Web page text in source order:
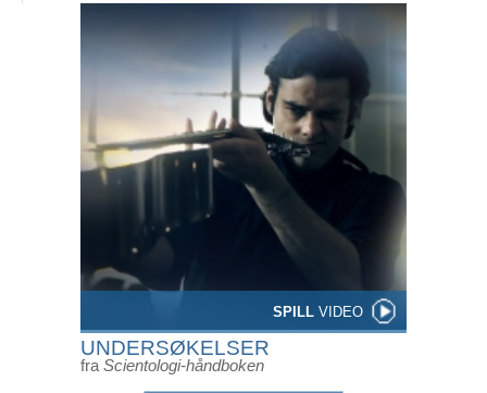
SPILL VIDEO
UNDERSØKELSER
fra Scientologi-håndboken